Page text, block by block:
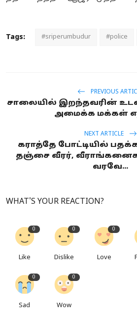
Tags: #sriperumbudur #police
PREVIOUS
சாலையில் இறந்தவரின் உடல்
அமைக்க மக்கள்
NEXT ARTICLE
கராத்தே போட்டியில்
தஞ்சை வீரர்,
வரவே...
WHAT'S YOUR REACTION?
0
Like
0
Dislike
0
Love
0
Sad
0
Wow